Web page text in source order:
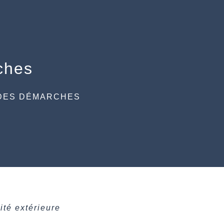
DÉMARCHES
extérieure